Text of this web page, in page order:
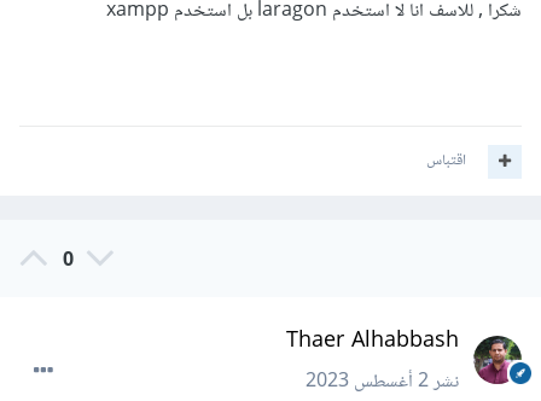
شكرا , للاسف انا لا استخدم laragon بل استخدم xampp
اقتباس
0
Thaer Alhabbash
نشر2 أغسطس 2023